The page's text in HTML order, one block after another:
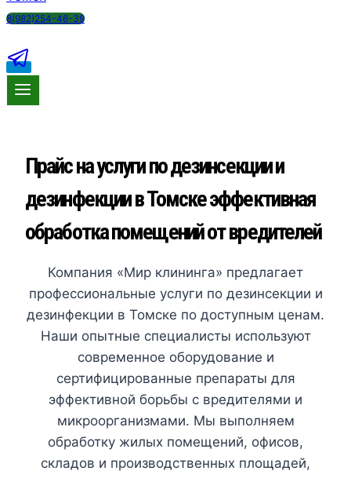
8(982)254-46-39
Прайс на услуги по дезинсекции и
дезинфекции в Томскеэффективная
обработка помещений от вредителей
Компания «Мир клининга» предлагает
профессиональные услуги по дезинсекции и
дезинфекции в Томске по доступным ценам.
Наши опытные специалисты используют
современное оборудование и
сертифицированные препараты для
эффективной борьбы с вредителями и
микроорганизмами. Мы выполняем
обработку жилых помещений, офисов,
складов и производственных площадей,